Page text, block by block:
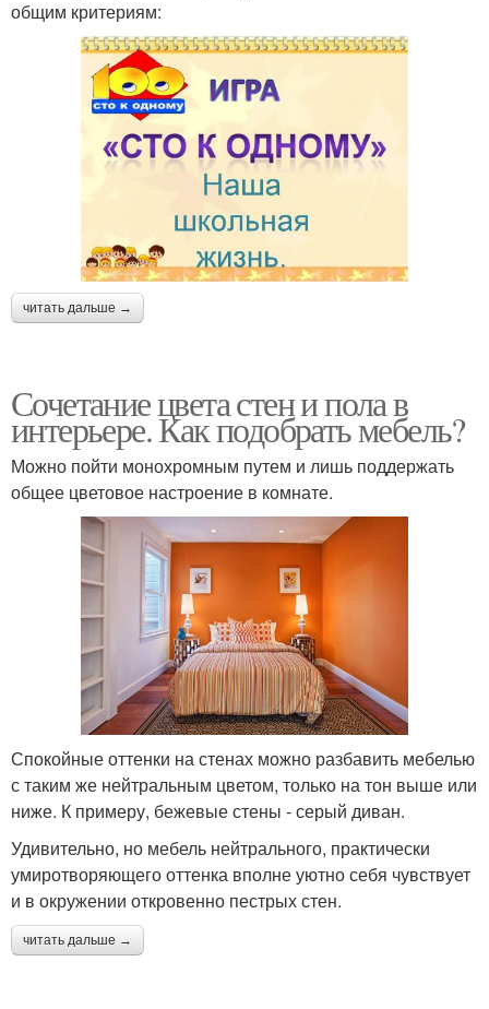
общим критериям:
читать дальше →
Сочетание цвета стен и пола в
интерьере. Как подобрать мебель?
Можно пойти монохромным путем и лишь поддержать
общее цветовое настроение в комнате.
Спокойные оттенки на стенах можно разбавить мебелью
с таким же нейтральным цветом, только на тон выше или
ниже. К примеру, бежевые стены - серый диван.
Удивительно, но мебель нейтрального, практически
умиротворяющего оттенка вполне уютно себя чувствует
и в окружении откровенно пестрых стен.
читать дальше →